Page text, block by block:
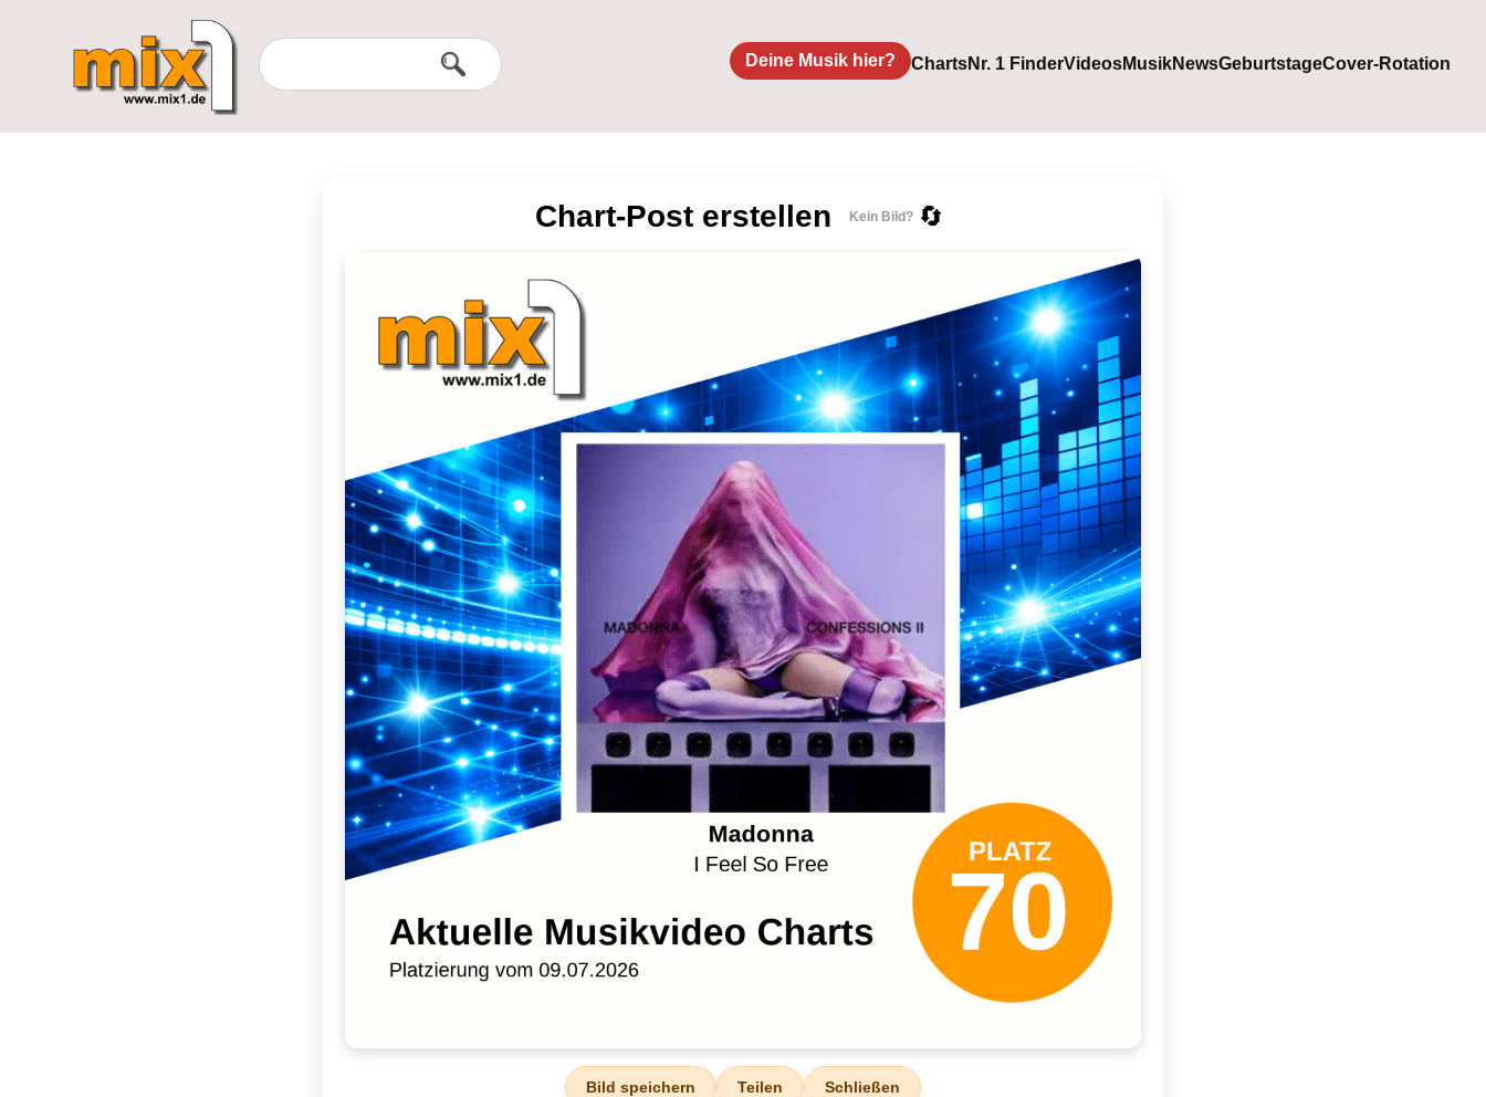
Deine Musik hier? ChartsNr. 1 FinderVideosMusikNewsGeburtstageCover-Rotation
Chart-Post erstellen Kein Bild? 🔄
Bild speichern Teilen Schließen